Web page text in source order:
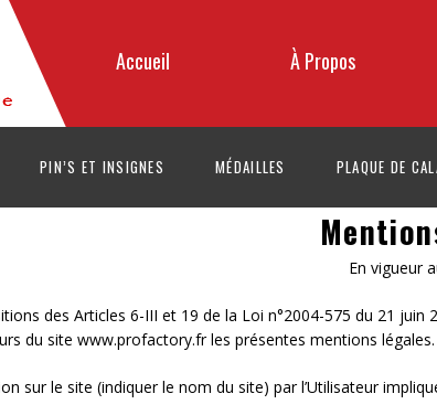
Accueil À Propos
PIN’S ET INSIGNES MÉDAILLES PLAQUE DE
En vigueur
des Articles 6-III et 19 de la Loi n°2004-575 du 21 juin
du site www.profactory.fr les présentes mentions légales.
sur le site (indiquer le nom du site) par l’Utilisateur